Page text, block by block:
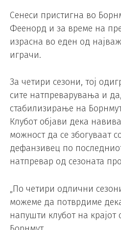
Сенеси пристигна во
Феенорд и за време на
израсна во еден од
играчи.
За четири сезони, тој
сите натпреварувања и
стабилизирање на
Клубот објави дека
можност да се збогуваат
дефанзивец по
натпревар од сезоната
„По четири одлични
можеме да потврдиме
напушти клубот на крајот